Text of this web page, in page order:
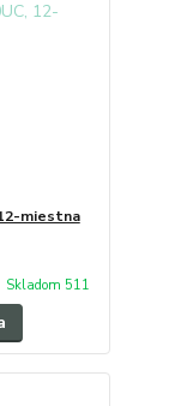
miestna
Skladom 511